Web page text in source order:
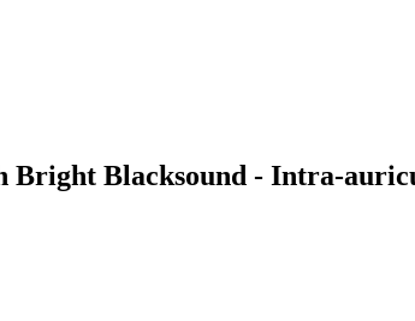
Bright Blacksound - Intra-